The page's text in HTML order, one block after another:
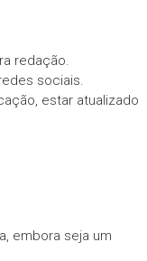
redação.
sociais.
estar atualizado
embora seja um